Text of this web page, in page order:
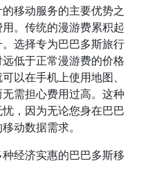
移动服务的主要优势之
。传统的漫游费累积起
选择专为巴巴多斯旅行
低于正常漫游费的价格
以在手机上使用地图、
需担心费用过高。这种
，因为无论您身在巴巴
动数据需求。
经济实惠的巴巴多斯移